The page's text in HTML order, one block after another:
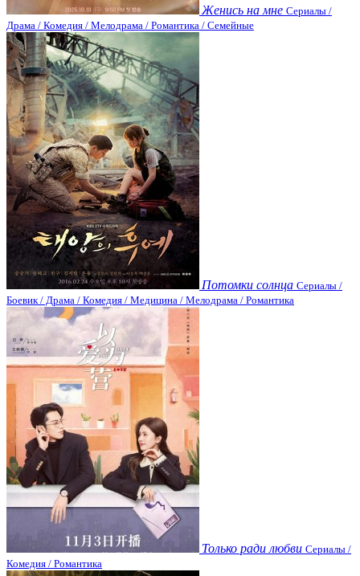
Женись на мне Сериалы /
Драма / Комедия / Мелодрама / Романтика / Семейные
Потомки солнца Сериалы /
Боевик / Драма / Комедия / Медицина / Мелодрама / Романтика
Только ради любви Сериалы /
Комедия / Романтика